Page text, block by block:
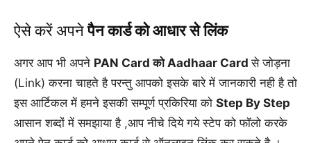
ऐसे करें अपनेपैन कार्ड को आधार से लिंक
अगर आप भी अपने PAN Card को Aadhaar Cardसे जोड़ना
(Link) करना चाहते है परन्तु आपको इसके बारे में जानकारी नही है तो
इस आर्टिकल में हमने इसकी सम्पूर्ण प्रकिरिया को Step By Step
आसान शब्दों में समझाया है ,आप नीचे दिये गये स्टेप को फॉलो करके